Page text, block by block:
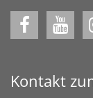
Kontakt